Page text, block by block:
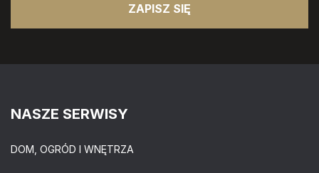
ZAPISZ SIĘ
NASZE SERWISY
DOM, OGRÓD I WNĘTRZA